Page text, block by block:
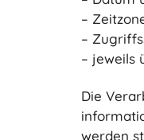
–
–
– jeweils
Die
werden